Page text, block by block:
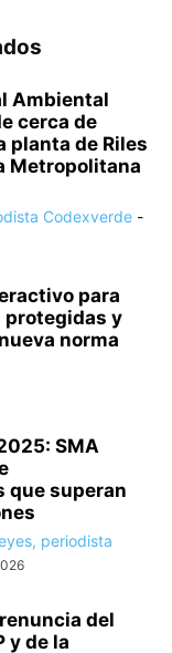
Ambiental
cerca de
planta de Riles
Metropolitana
Codexverde -
para
y
norma
SMA
que superan
periodista
del
y de la